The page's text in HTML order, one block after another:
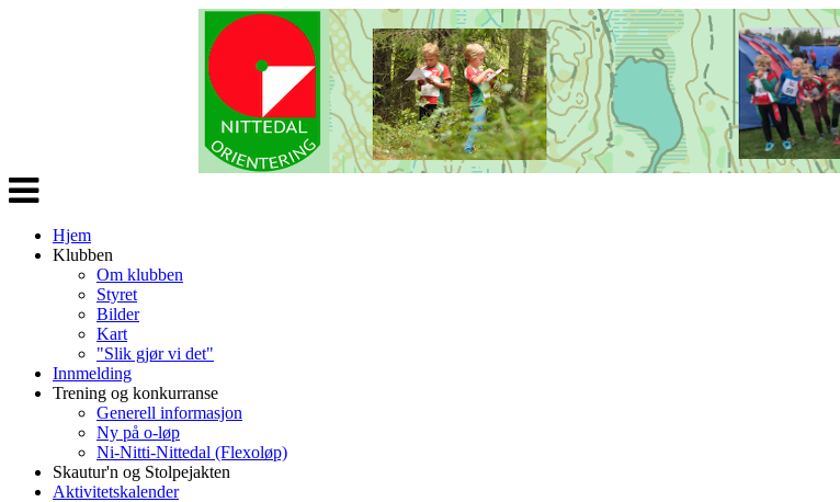
Veksle
navigasjon
Hjem
Klubben
Om klubben
Styret
Bilder
Kart
"Slik gjør vi det"
Innmelding
Trening og konkurranse
Generell informasjon
Ny på o-løp
Ni-Nitti-Nittedal (Flexoløp)
Skautur'n og Stolpejakten
Aktivitetskalender